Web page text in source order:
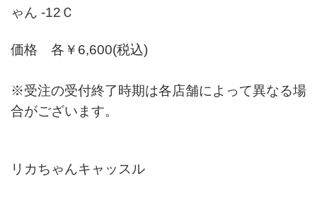
ゃん -12Ｃ
価格 各￥6,600(税込)
※受注の受付終了時期は各店舗によって異なる場
合がございます。
リカちゃんキャッスル